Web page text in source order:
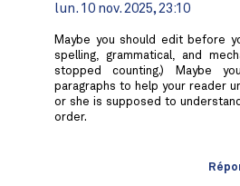
lun. 10 nov. 2025, 23:10
Maybe you should edit before
spelling, grammatical, and
stopped counting.) Maybe
paragraphs to help your reader
or she is supposed to
order.